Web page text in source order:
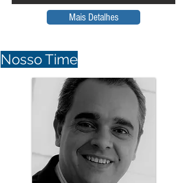
Mais Detalhes
Nosso Time